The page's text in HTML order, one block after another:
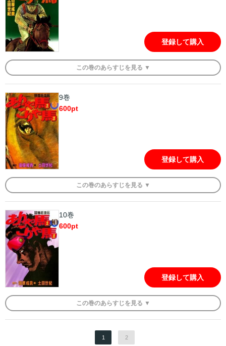
登録して購入
この巻のあらすじを 見る ▼
9巻
600pt
登録して購入
この巻のあらすじを 見る ▼
10巻
600pt
登録して購入
この巻のあらすじを 見る ▼
1 2